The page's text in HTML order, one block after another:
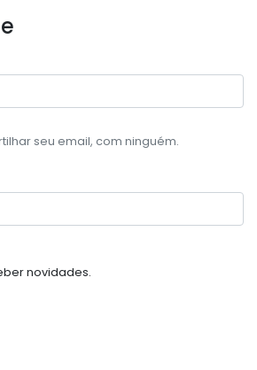
seu email, com ninguém.
novidades.